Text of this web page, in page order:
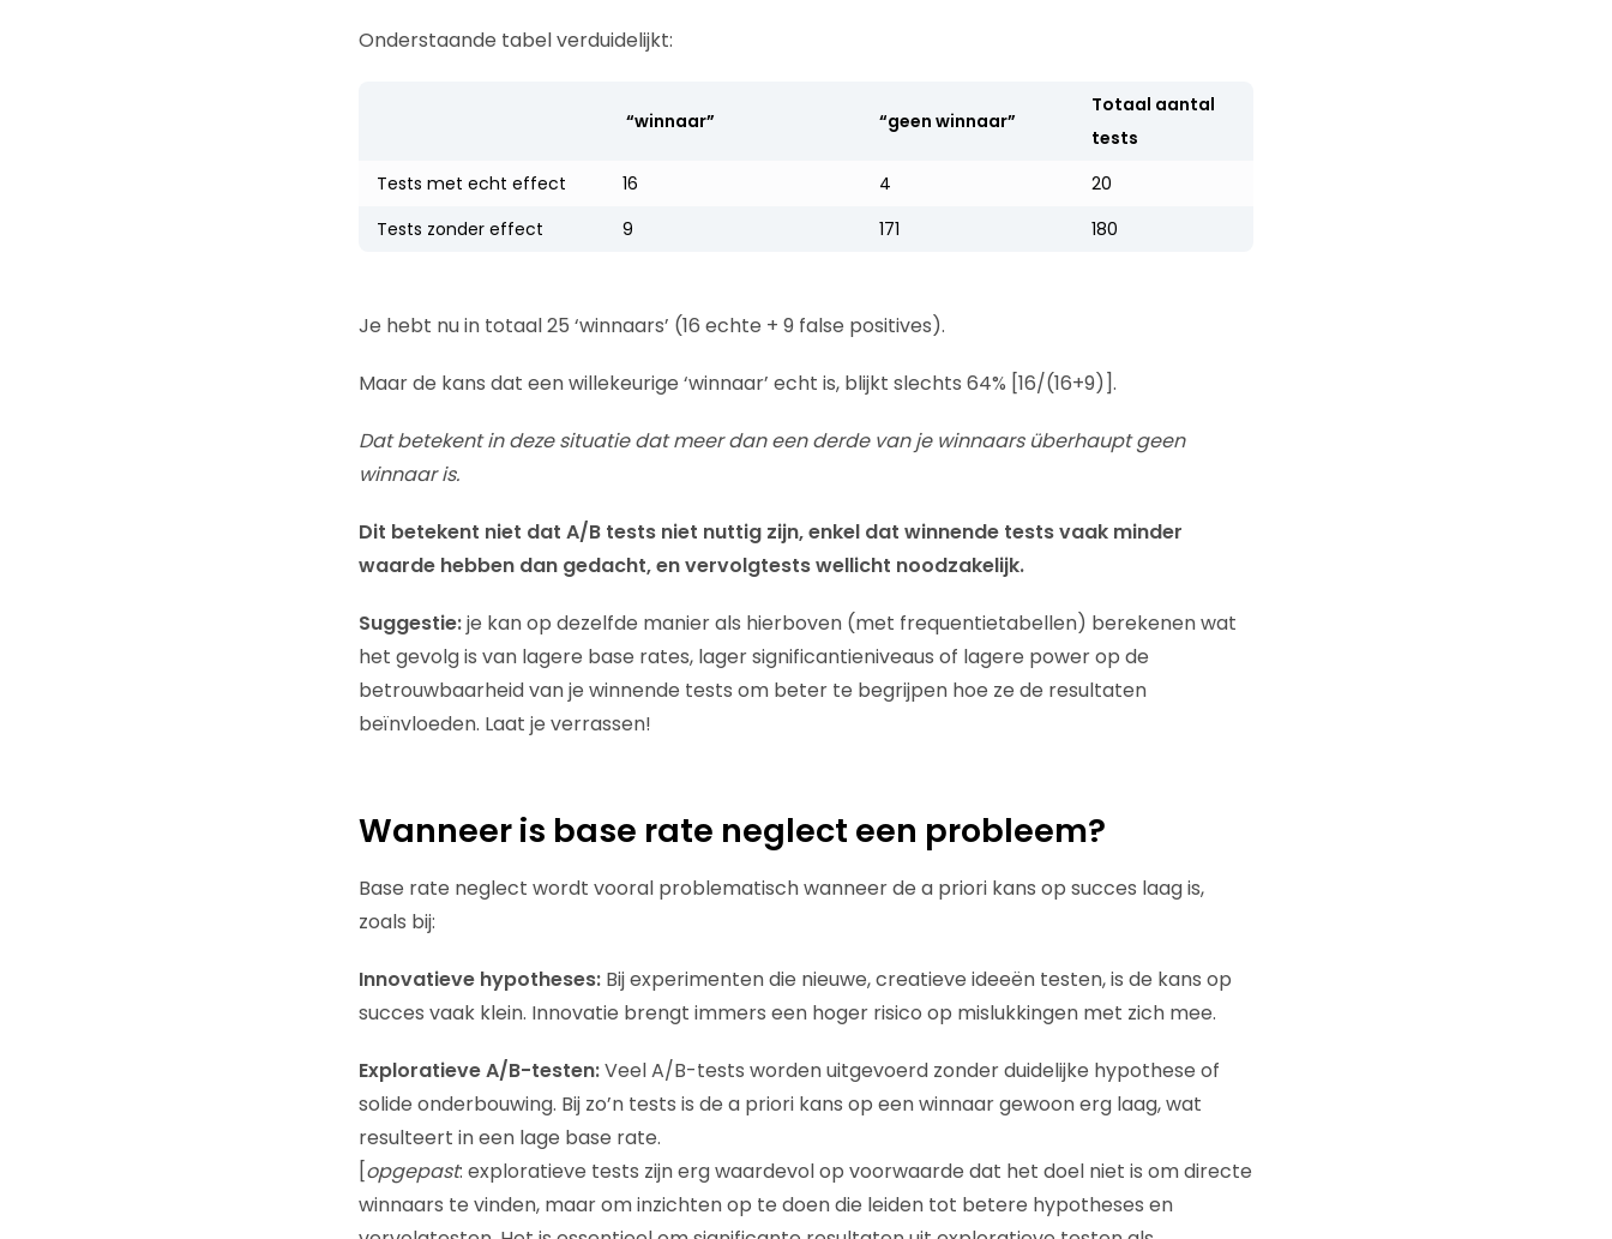
Onderstaande tabel verduidelijkt:
“winnaar” “geen winnaar”
Totaal aantal
tests
Tests met echt effect
16 4
20
Tests zonder effect
9 171 180
Je hebt nu in totaal 25 ‘winnaars’ (16 echte + 9 false positives).
Maar de kans dat een willekeurige ‘winnaar’ echt is, blijkt slechts 64% [16/(16+9)].
Dat betekent in deze situatie dat meer dan een derde van je winnaars überhaupt geen
winnaar is.
Dit betekent niet dat A/B tests niet nuttig zijn,enkel dat winnende tests vaak minder
waarde hebben dan gedacht,en vervolgtests wellicht noodzakelijk.
Suggestie:je kan op dezelfde manier als hierboven (met frequentietabellen) berekenen wat
het gevolg is van lagere base rates, lager significantieniveaus of lagere power op de
betrouwbaarheid van je winnende tests om beter te begrijpen hoe ze de resultaten
beïnvloeden. Laat je verrassen!
Wanneer is base rate neglect een probleem?
Base rate neglect wordt vooral problematisch wanneer de a priori kans op succes laag is,
zoals bij:
Innovatieve hypotheses:Bij experimenten die nieuwe, creatieve ideeën testen, is de kans op
succes vaak klein. Innovatie brengt immers een hoger risico op mislukkingen met zich mee.
Exploratieve A/B-testen:Veel A/B-tests worden uitgevoerd zonder duidelijke hypothese of
solide onderbouwing. Bij zo’n tests is de a priori kans op een winnaar gewoon erg laag, wat
resulteert in een lage base rate.
[opgepast: exploratieve tests zijn erg waardevol op voorwaarde dat het doel niet is om directe
winnaars te vinden, maar om inzichten op te doen die leiden tot betere hypotheses en